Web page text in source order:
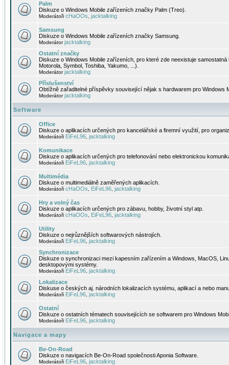
Palm
Diskuze o Windows Mobile zařízeních značky Palm (Treo).
Moderátoři cHaOOs jacktalking
Samsung
Diskuze o Windows Mobile zařízeních značky Samsung.
Moderátorjacktalking
Ostatní značky
Diskuze o Windows Mobile zařízeních, pro které zde neexistuje
Motorola, Symbol, Toshiba, Yakumo, ...).
Moderátorjacktalking
Příslušenství
Obtížně zařaditelné příspěvky související nějak s hardwarem pro Windows
Moderátorjacktalking
Software
Office
Diskuze o aplikacích určených pro kancelářské a firemní využití, pro
Moderátoři EiFeL96 jacktalking
Komunikace
Diskuze o aplikacích určených pro telefonování nebo elektronickou
Moderátoři EiFeL96 jacktalking
Multimédia
Diskuze o multimediálně zaměřených aplikacích.
Moderátoři cHaOOs EiFeL96 jacktalking
Hry a volný čas
Diskuze o aplikacích určených pro zábavu, hobby, životní styl atp.
Moderátoři cHaOOs EiFeL96 jacktalking
Utility
Diskuze o nejrůznějších softwarových nástrojích.
Moderátoři EiFeL96 jacktalking
Synchronizace
Diskuze o synchronizaci mezi kapesním zařízením a Windows, MacOS,
desktopovými systémy.
Moderátoři EiFeL96 jacktalking
Lokalizace
Diskuse o českých aj. národních lokalizacích systému, aplikací a nebo
Moderátoři EiFeL96 jacktalking
Ostatní
Diskuze o ostatních tématech souvisejících se softwarem pro Windows
Moderátoři EiFeL96 jacktalking
Navigace a mapy
Be-On-Road
Diskuze o navigacích Be-On-Road společnosti Aponia Software.
Moderátoři EiFeL96 jacktalking